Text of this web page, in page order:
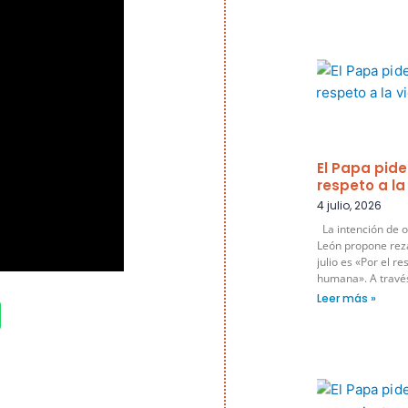
El Papa
respeto a
4 julio, 2026
La intención de
León propone
julio es «Por el
humana». A
Leer más »